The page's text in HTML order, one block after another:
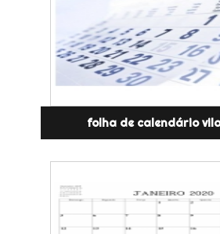
folha de calendário